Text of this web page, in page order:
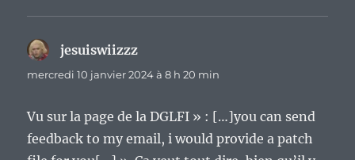
jesuiswiizzz
mercredi 10 janvier 2024 à 8 h 20 min
Vu sur la page de la DGLFI » : […]you can send
feedback to my email, i would provide a patch